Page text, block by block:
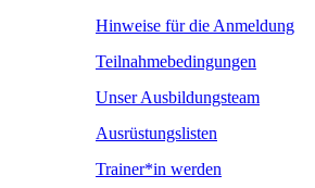
Hinweise für die Anmeldung
Teilnahmebedingungen
Unser Ausbildungsteam
Ausrüstungslisten
Trainer*in werden